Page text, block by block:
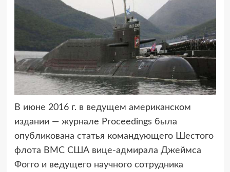
В июне 2016 г. в ведущем американском
издании — журнале Proceedings была
опубликована статья командующего Шестого
флота ВМС США вице-адмирала Джеймса
Фогго и ведущего научного сотрудника